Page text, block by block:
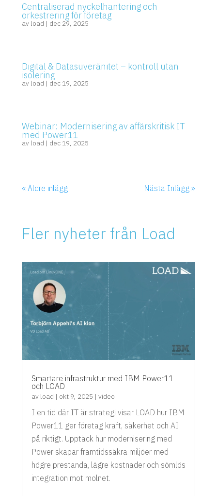
Centraliserad nyckelhantering och
orkestrering för företag
av load | dec 29, 2025
Digital & Datasuveränitet – kontroll utan
isolering
av load | dec 19, 2025
Webinar: Modernisering av affärskritisk IT
med Power11
av load | dec 19, 2025
« Äldre inlägg Nästa Inlägg »
Fler nyheter från Load
Smartare infrastruktur med IBM Power11
och LOAD
av load | okt 9, 2025 | video
I en tid där IT är strategi visar LOAD hur IBM
Power11 ger företag kraft, säkerhet och AI
på riktigt. Upptäck hur modernisering med
Power skapar framtidssäkra miljöer med
högre prestanda, lägre kostnader och sömlös
integration mot molnet.